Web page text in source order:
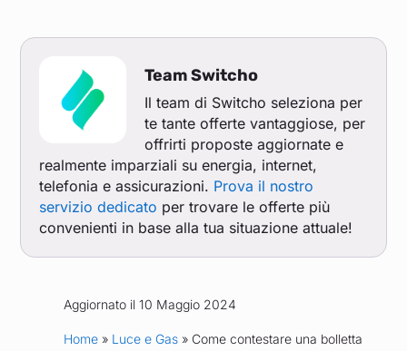
Team Switcho
Il team di Switcho seleziona per
te tante offerte vantaggiose, per
offrirti proposte aggiornate e
realmente imparziali su energia, internet,
telefonia e assicurazioni. Prova il nostro
servizio dedicato per trovare le offerte più
convenienti in base alla tua situazione attuale!
Aggiornato il 10 Maggio 2024
Home» Luce e Gas» Come contestare una bolletta